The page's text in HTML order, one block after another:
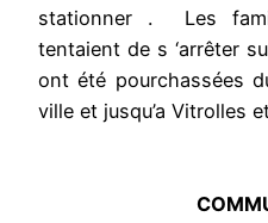
stationner . Les
tentaient de s ‘arrêter
ont été pourchassées
ville et jusqu’a Vitrolles